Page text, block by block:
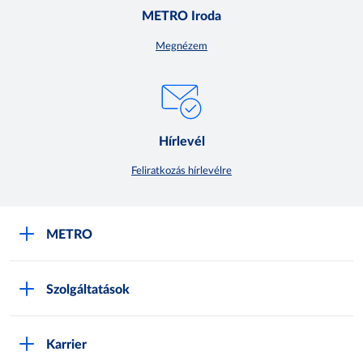
METRO Iroda
Megnézem
Hírlevél
Feliratkozás hírlevélre
METRO
Szolgáltatások
Karrier